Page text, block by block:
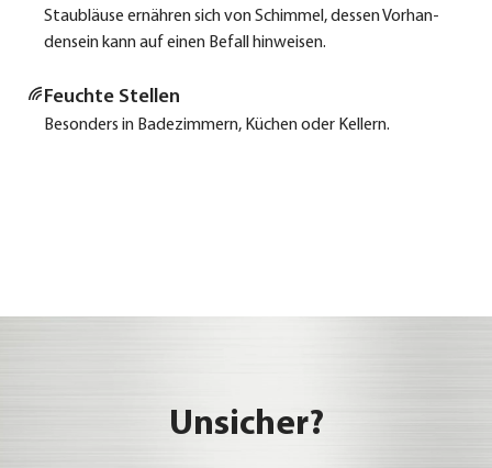
Staub­läu­se ernäh­ren sich von Schim­mel, des­sen Vor­han­
den­sein kann auf einen Befall hin­wei­sen.
Feuch­te Stel­len
Beson­ders in Bade­zim­mern, Küchen oder Kel­lern.
Unsicher?